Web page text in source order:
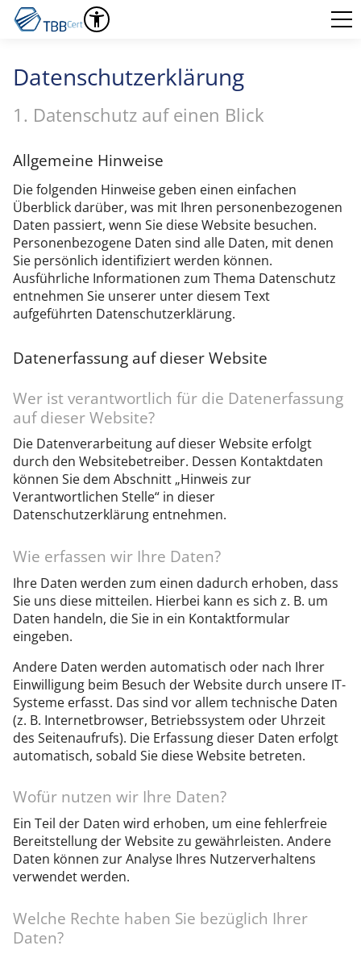
Datenschutzerklärung
1. Datenschutz auf einen Blick
Allgemeine Hinweise
Die folgenden Hinweise geben einen einfachen
Überblick darüber, was mit Ihren personenbezogenen
Daten passiert, wenn Sie diese Website besuchen.
Personenbezogene Daten sind alle Daten, mit denen
Sie persönlich identifiziert werden können.
Ausführliche Informationen zum Thema Datenschutz
entnehmen Sie unserer unter diesem Text
aufgeführten Datenschutzerklärung.
Datenerfassung auf dieser Website
Wer ist verantwortlich für die Datenerfassung
auf dieser Website?
Die Datenverarbeitung auf dieser Website erfolgt
durch den Websitebetreiber. Dessen Kontaktdaten
können Sie dem Abschnitt „Hinweis zur
Verantwortlichen Stelle“ in dieser
Datenschutzerklärung entnehmen.
Wie erfassen wir Ihre Daten?
Ihre Daten werden zum einen dadurch erhoben, dass
Sie uns diese mitteilen. Hierbei kann es sich z. B. um
Daten handeln, die Sie in ein Kontaktformular
eingeben.
Andere Daten werden automatisch oder nach Ihrer
Einwilligung beim Besuch der Website durch unsere IT-
Systeme erfasst. Das sind vor allem technische Daten
(z. B. Internetbrowser, Betriebssystem oder Uhrzeit
des Seitenaufrufs). Die Erfassung dieser Daten erfolgt
automatisch, sobald Sie diese Website betreten.
Wofür nutzen wir Ihre Daten?
Ein Teil der Daten wird erhoben, um eine fehlerfreie
Bereitstellung der Website zu gewährleisten. Andere
Daten können zur Analyse Ihres Nutzerverhaltens
verwendet werden.
Welche Rechte haben Sie bezüglich Ihrer
Daten?